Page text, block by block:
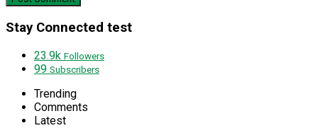
Stay Connected test
23.9k Followers
99 Subscribers
Trending
Comments
Latest